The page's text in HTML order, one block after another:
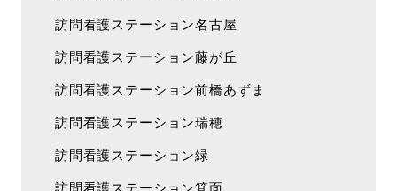
訪問看護ステーション名古屋
訪問看護ステーション藤が丘
訪問看護ステーション前橋あずま
訪問看護ステーション瑞穂
訪問看護ステーション緑
訪問看護ステーション箕面